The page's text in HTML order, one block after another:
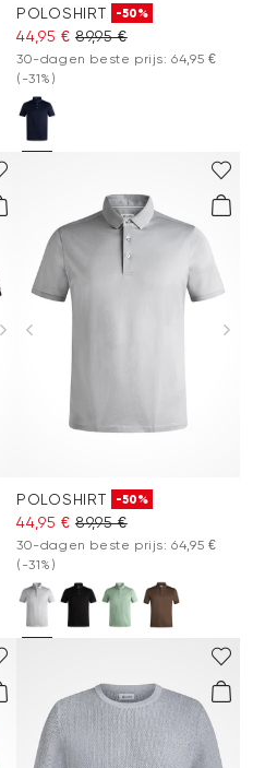
POLOSHIRT -50%
44,95 € 89,95 €
30-dagen beste prijs: 64,95 €
(-31%)
POLOSHIRT -50%
44,95 € 89,95 €
30-dagen beste prijs: 64,95 €
(-31%)